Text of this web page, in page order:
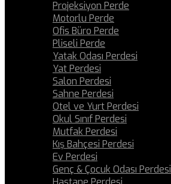
Projeksiyon Perde
Motorlu Perde
Ofis Büro Perde
Pliseli Perde
Yatak Odası Perdesi
Yat Perdesi
Salon Perdesi
Sahne Perdesi
Otel ve Yurt Perdesi
Okul Sınıf Perdesi
Mutfak Perdesi
Kış Bahçesi Perdesi
Ev Perdesi
Genç & Çocuk Odası Perdesi